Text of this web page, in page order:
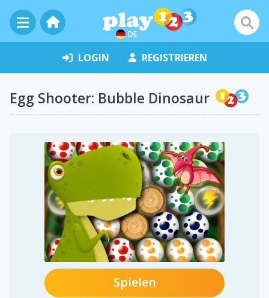
DE
LOGIN REGISTRIEREN
Egg Shooter: Bubble Dinosaur
Spielen